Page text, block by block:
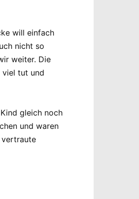
will einfach
nicht so
weiter. Die
viel tut und
gleich noch
und waren
vertraute